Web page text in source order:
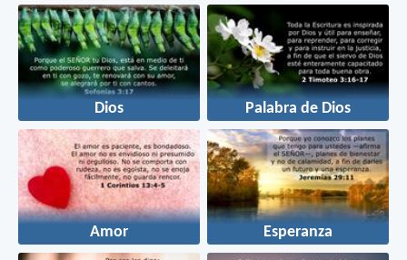
Dios Palabra de Dios
Amor Esperanza